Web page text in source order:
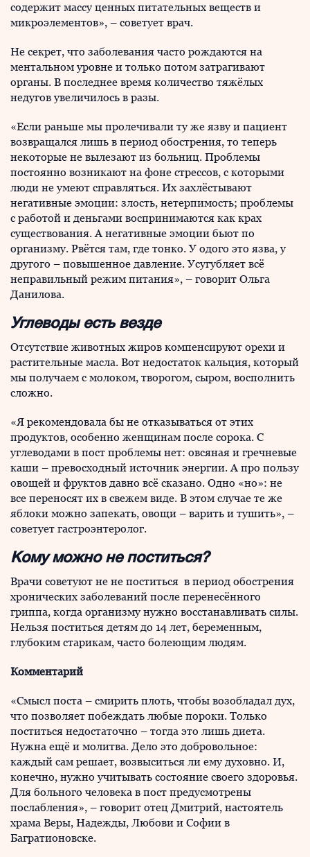
содержит массу ценных питательных веществ и
микроэлементов», – советует врач.
Не секрет, что заболевания часто рождаются на
ментальном уровне и только потом затрагивают
органы. В последнее время количество тяжёлых
недугов увеличилось в разы.
«Если раньше мы пролечивали ту же язву и пациент
возвращался лишь в период обострения, то теперь
некоторые не вылезают из больниц. Проблемы
постоянно возникают на фоне стрессов, с которыми
люди не умеют справляться. Их захлёстывают
негативные эмоции: злость, нетерпимость; проблемы
с работой и деньгами воспринимаются как крах
существования. А негативные эмоции бьют по
организму. Рвётся там, где тонко. У одого это язва, у
другого – повышенное давление. Усугубляет всё
неправильный режим питания», – говорит Ольга
Данилова.
Углеводы есть везде
Отсутствие животных жиров компенсируют орехи и
растительные масла. Вот недостаток кальция, который
мы получаем с молоком, творогом, сыром, восполнить
сложно.
«Я рекомендовала бы не отказываться от этих
продуктов, особенно женщинам после сорока. С
углеводами в пост проблемы нет: овсяная и гречневые
каши – превосходный источник энергии. А про пользу
овощей и фруктов давно всё сказано. Одно «но»: не
все переносят их в свежем виде. В этом случае те же
яблоки можно запекать, овощи – варить и тушить», –
советует гастроэнтеролог.
Кому можно не поститься?
Врачи советуют не не поститься в период обострения
хронических заболеваний после перенесённого
гриппа, когда организму нужно восстанавливать силы.
Нельзя поститься детям до 14 лет, беременным,
глубоким старикам, часто болеющим людям.
Комментарий
«Смысл поста – смирить плоть, чтобы возобладал дух,
что позволяет побеждать любые пороки. Только
поститься недостаточно – тогда это лишь диета.
Нужна ещё и молитва. Дело это добровольное:
каждый сам решает, возвыситься ли ему духовно. И,
конечно, нужно учитывать состояние своего здоровья.
Для больного человека в пост предусмотрены
послабления», – говорит отец Дмитрий, настоятель
храма Веры, Надежды, Любови и Софии в
Багратионовске.